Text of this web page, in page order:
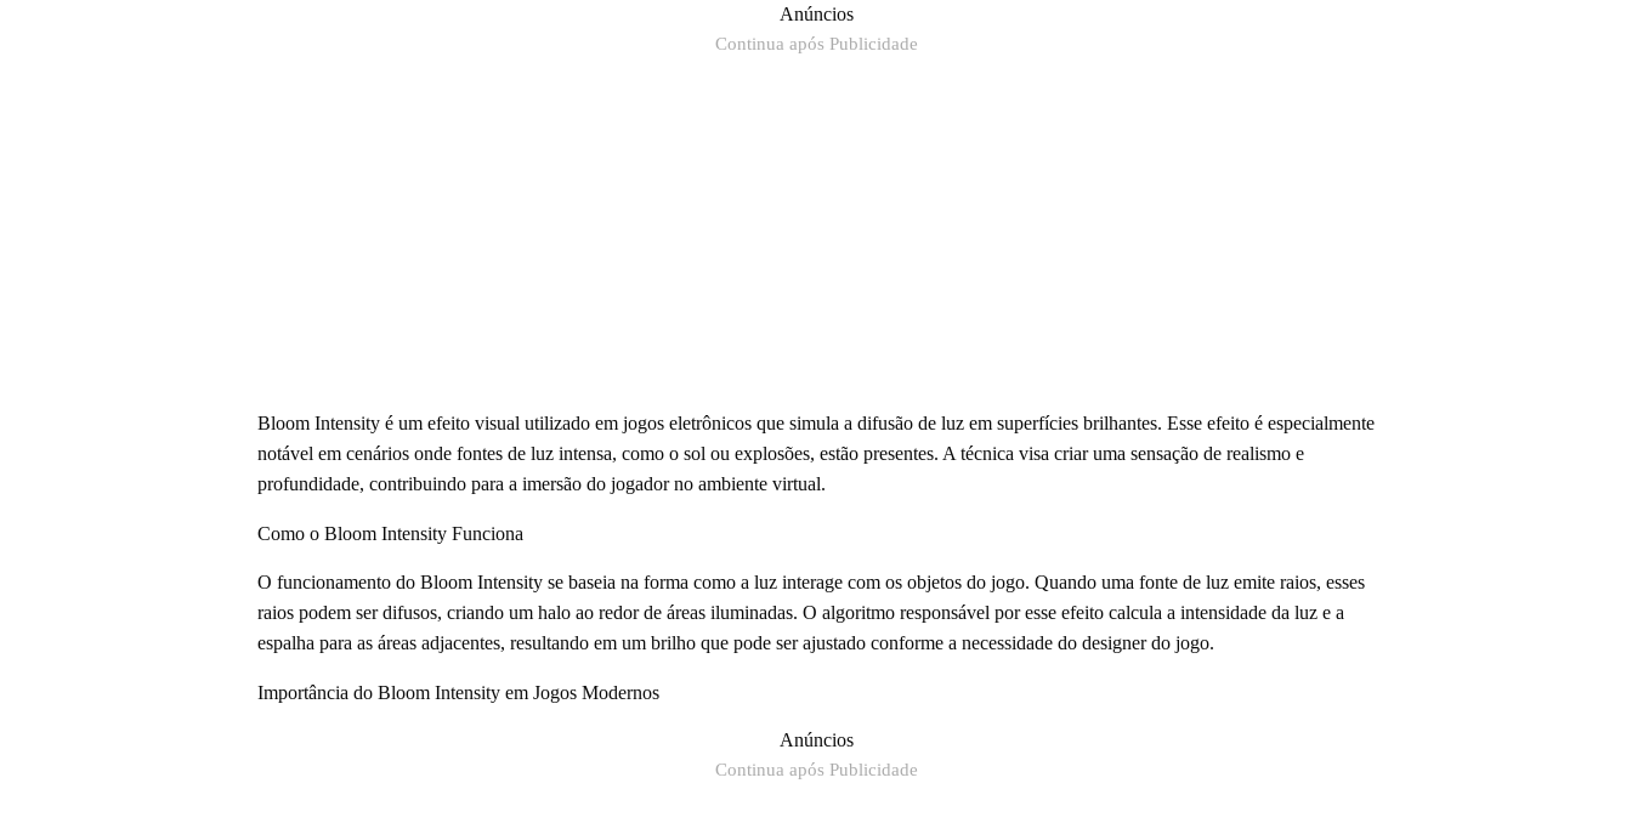
Anúncios
Continua após Publicidade
Bloom Intensity é um efeito visual utilizado em jogos eletrônicos que simula a difusão de luz em superfícies brilhantes. Esse efeito é especialmente
notável em cenários onde fontes de luz intensa, como o sol ou explosões, estão presentes. A técnica visa criar uma sensação de realismo e
profundidade, contribuindo para a imersão do jogador no ambiente virtual.
Como o Bloom Intensity Funciona
O funcionamento do Bloom Intensity se baseia na forma como a luz interage com os objetos do jogo. Quando uma fonte de luz emite raios, esses
raios podem ser difusos, criando um halo ao redor de áreas iluminadas. O algoritmo responsável por esse efeito calcula a intensidade da luz e a
espalha para as áreas adjacentes, resultando em um brilho que pode ser ajustado conforme a necessidade do designer do jogo.
Importância do Bloom Intensity em Jogos Modernos
Anúncios
Continua após Publicidade